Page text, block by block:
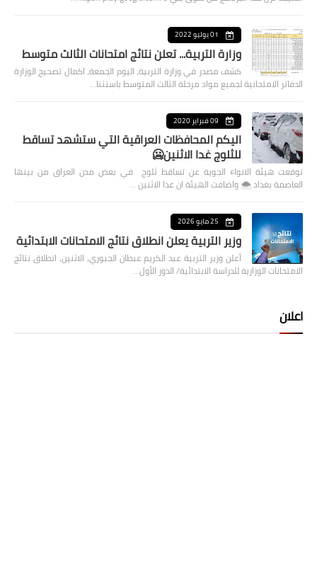
01 يوليو 2022
وزارة التربية... تعلن نتائج امتحانات الثالث متوسط
كشف مصدر في وزارة التربية، اليوم الجمعة، اكمال تصحيح الوزارة
الدفاتر الامتحانية لجميع مواد مرحلة الثالث المتوسط باستثنا…
09 فبراير 2020
اليكم المحافظات العراقية التي ستشهد تساقط
للثلوج غدا الاثنين🥶
توقعت هيئة الانواء الجوية عن تساقط ثلوج في بعض مدن العراق من بينها
العاصمة بغداد ⁦🌨️⁩ واضافت الهيئة ان غدا الاثنين …
25 مايو 2026
وزير التربية يعلن انطلاق نتائج الامتحانات الابتدائية
أعلن وزير التربية عبد الكريم عبطان الجبوري، الاثنين، انطلاق نتائج
الامتحانات الوزارية للدراسة الابتدائية/ الدور الأول…
اعلان